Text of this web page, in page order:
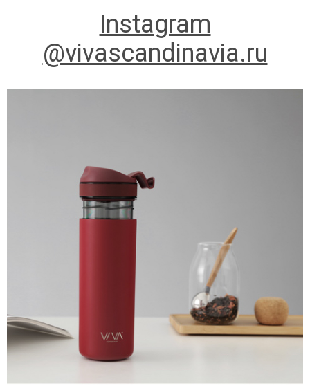
Instagram
@vivascandinavia.ru